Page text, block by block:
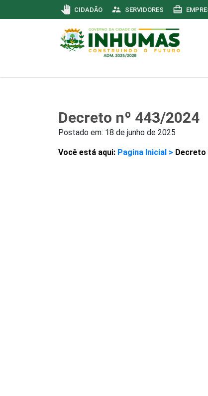
pan_tool CIDADÃO supervisor_account SERVIDORES card_travel
Decreto nº 443/2024
Postado em: 18 de junho de 2025
Você está aqui: Pagina Inicial > Decreto